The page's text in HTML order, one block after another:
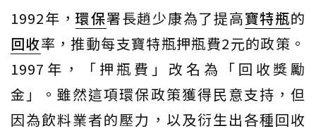
1992年，環保署長趙少康為了提高寶特瓶的
回收率，推動每支寶特瓶押瓶費2元的政策。
1997年，「押瓶費」改名為「回收獎勵
金」。雖然這項環保政策獲得民意支持，但
因為飲料業者的壓力，以及衍生出各種回收